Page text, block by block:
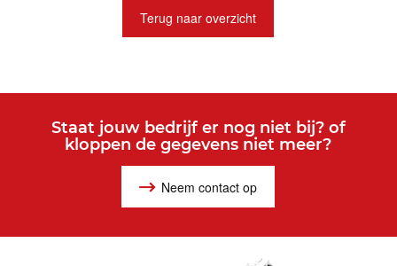
Terug naar overzicht
Staat jouw bedrijf er nog niet bij? of
kloppen de gegevens niet meer?
Neem contact op